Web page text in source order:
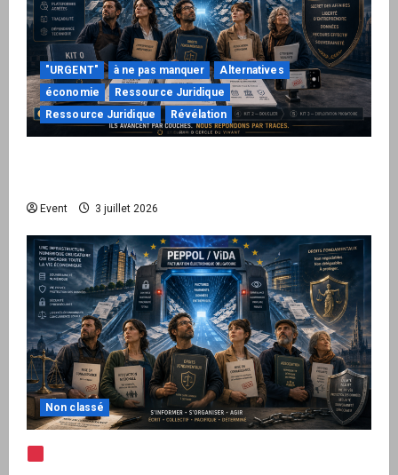
"URGENT" à ne pas manquer
Alternatives
économie
Ressource Juridique
Ressource Juridique
Révélation
Event 3 juillet 2026
Non classé